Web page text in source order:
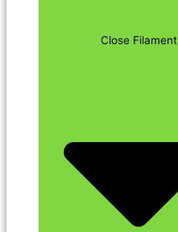
Close Filament